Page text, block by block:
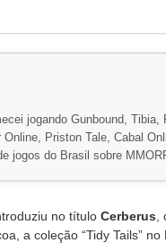
jogando Gunbound, Tibia,
Priston Tale, Cabal
jogos do Brasil sobre
no título Cerberus
a coleção “Tidy Tails”